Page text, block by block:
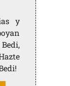
y